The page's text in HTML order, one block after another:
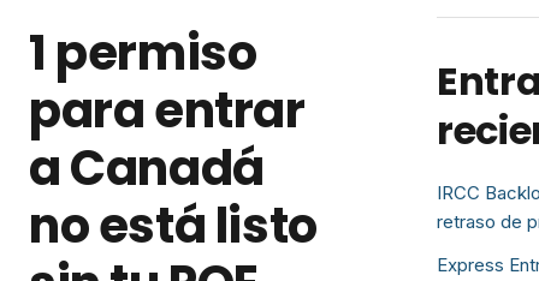
1 permiso
para entrar
a Canadá
no está listo
IRCC
retraso de
Express